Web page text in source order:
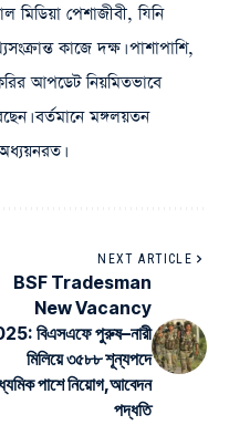
মিডিয়া পেশাজীবী, যিনি
কাজে দক্ষ। পাশাপাশি,
আপডেট নিয়মিতভাবে
বর্তমানে মঙ্গলয়তন
NEXT ARTICLE
BSF Tradesman
New Vacancy
বিএসএফে পুরুষ–নারী
মিলিয়ে ৩৫৮৮ শূন্যপদে
পাশে নিয়োগ,আবেদন
পদ্ধতি